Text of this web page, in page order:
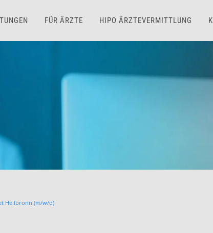
FÜR ÄRZTE HIPO ÄRZTEVERMITTLUNG
Heilbronn (m/w/d)